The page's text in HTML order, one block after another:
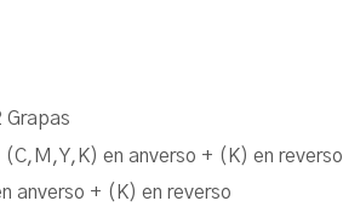
Grapas
(C,M,Y,K) en anverso + (K) en reverso
anverso + (K) en reverso